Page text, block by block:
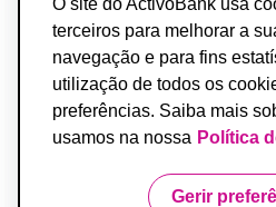
O site do ActivoBank usa
terceiros para melhorar a
navegação e para fins
utilização de todos os
preferências. Saiba mais
usamos na nossa Política
Gerir